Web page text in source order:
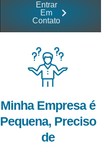
Entrar
Em
Contato
Minha Empresa é
Pequena, Preciso
de